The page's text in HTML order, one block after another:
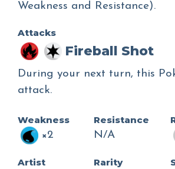
Weakness and Resistance).
Attacks
Fireball Shot
During your next turn, this
attack.
Weakness
×2
Resistance
N/A
Artist
Rarity